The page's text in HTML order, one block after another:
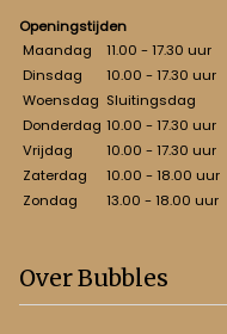
Openingstijden
Maandag
11.00 - 17.30 uur
Dinsdag
10.00 - 17.30 uur
Woensdag Sluitingsdag
Donderdag 10.00 - 17.30 uur
Vrijdag
10.00 - 17.30 uur
Zaterdag
10.00 - 18.00 uur
Zondag
13.00 - 18.00 uur
Over Bubbles